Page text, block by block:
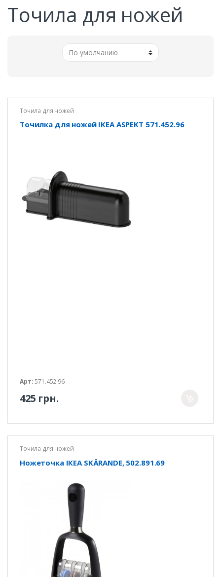
Точила для ножей
Точила для ножей
Точилка для ножей IKEA ASPEKT 571.452.96
Арт:571.452.96
425 грн.
Точила для ножей
Ножеточка ІКЕА SKÄRANDE, 502.891.69